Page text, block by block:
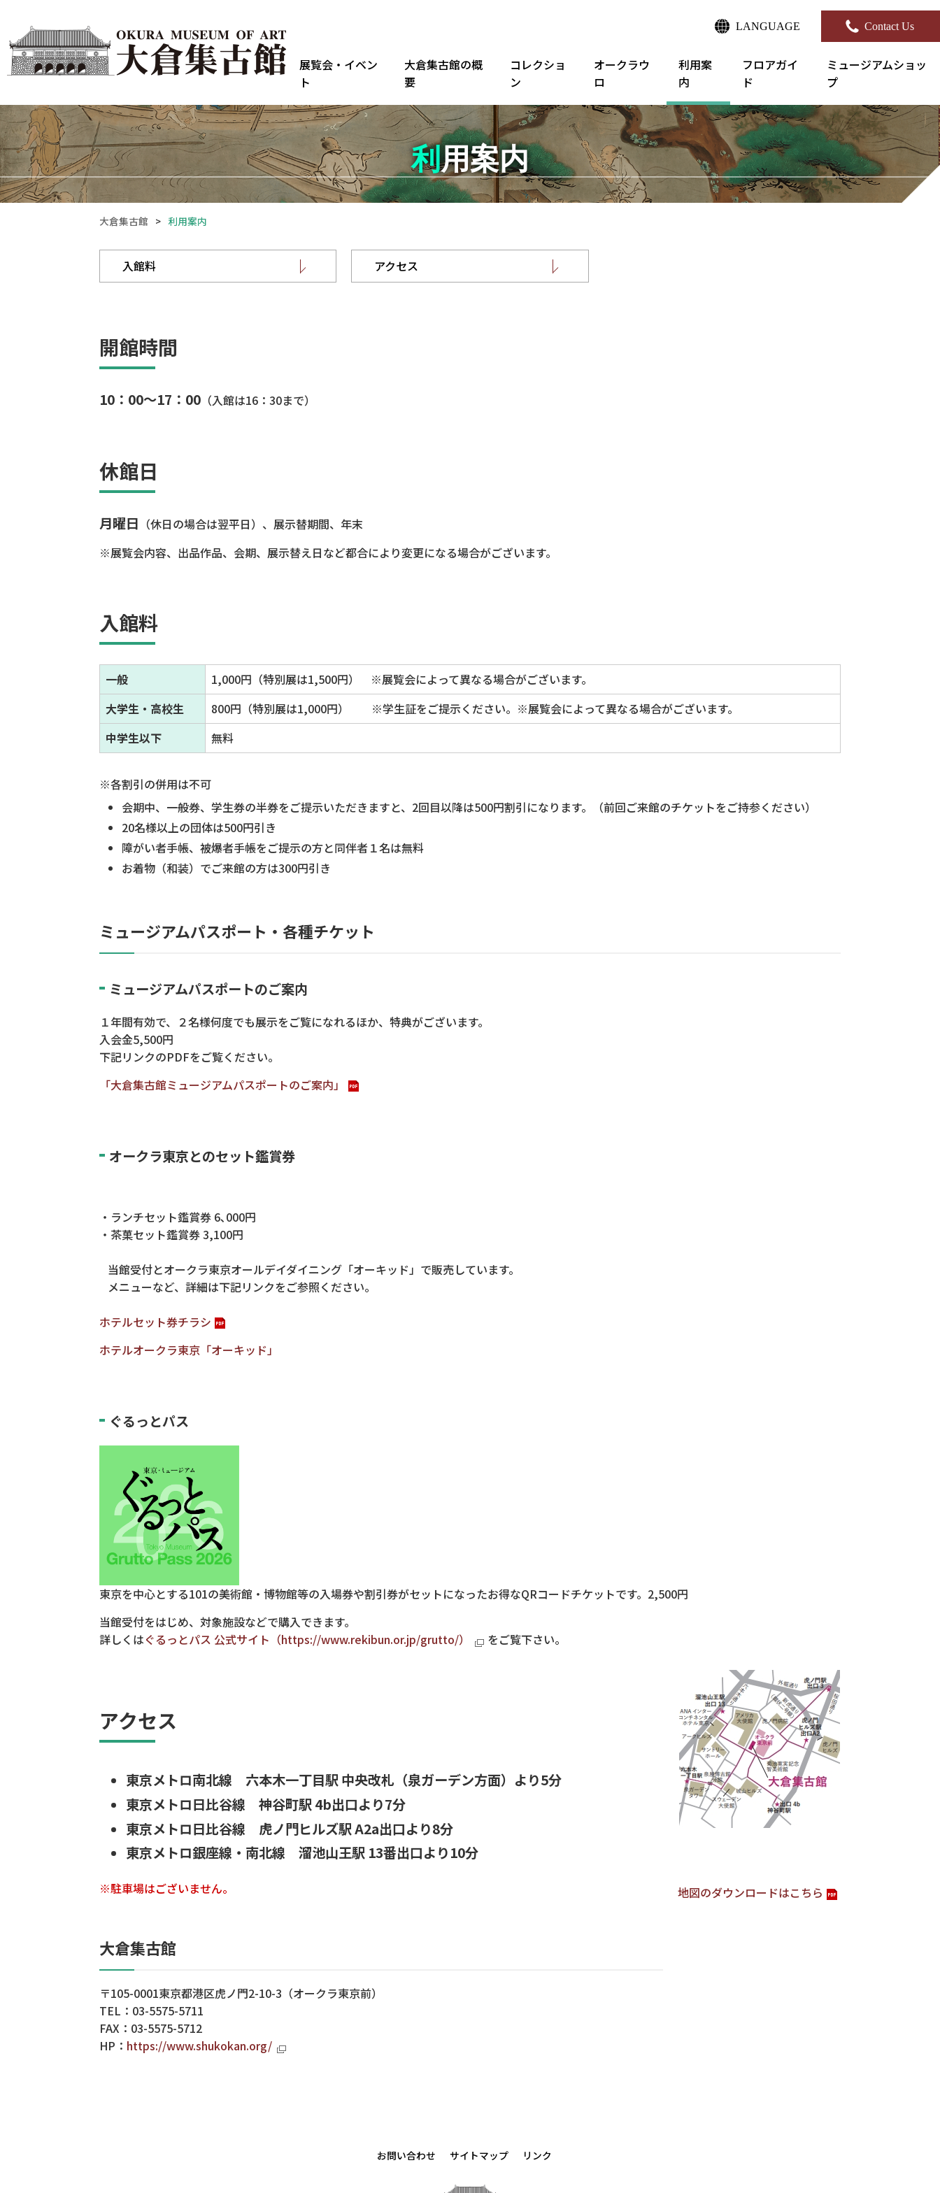
LANGUAGE Contact Us
展覧会・イベン
ト
大倉集古館の概
要
コレクショ
ン
オークラウ
ロ
利用案
内
フロアガイ
ド
ミュージアムショッ
プ
利用案内
大倉集古館 > 利用案内
入館料 アクセス
開館時間
10：00～17：00 （入館は16：30まで）
休館日
月曜日 （休日の場合は翌平日）、展示替期間、年末
※展覧会内容、出品作品、会期、展示替え日など都合により変更になる場合がございます。
入館料
一般
1,000円（特別展は1,500円） ※展覧会によって異なる場合がございます。
大学生・高校生
800円（特別展は1,000円） ※学生証をご提示ください。※展覧会によって異なる場合がございます。
中学生以下
無料
※各割引の併用は不可
会期中、一般券、学生券の半券をご提示いただきますと、2回目以降は500円割引になります。（前回ご来館のチケットをご持参ください）
20名様以上の団体は500円引き
障がい者手帳、被爆者手帳をご提示の方と同伴者１名は無料
お着物（和装）でご来館の方は300円引き
ミュージアムパスポート・各種チケット
ミュージアムパスポートのご案内
１年間有効で、２名様何度でも展示をご覧になれるほか、特典がございます。
入会金5,500円
下記リンクのPDFをご覧ください。
「大倉集古館ミュージアムパスポートのご案内」
オークラ東京とのセット鑑賞券
・ランチセット鑑賞券 6､000円
・茶菓セット鑑賞券 3,100円
当館受付とオークラ東京オールデイダイニング「オーキッド」で販売しています。
メニューなど、詳細は下記リンクをご参照ください。
ホテルセット券チラシ
ホテルオークラ東京「オーキッド」
ぐるっとパス
東京を中心とする101の美術館・博物館等の入場券や割引券がセットになったお得なQRコードチケットです。2,500円
当館受付をはじめ、対象施設などで購入できます。
詳しくはぐるっとパス 公式サイト（https://www.rekibun.or.jp/grutto/） をご覧下さい。
地図のダウンロードはこちら
アクセス
東京メトロ南北線 六本木一丁目駅 中央改札（泉ガーデン方面）より5分
東京メトロ日比谷線 神谷町駅 4b出口より7分
東京メトロ日比谷線 虎ノ門ヒルズ駅 A2a出口より8分
東京メトロ銀座線・南北線 溜池山王駅 13番出口より10分
※駐車場はございません。
大倉集古館
〒105-0001東京都港区虎ノ門2-10-3（オークラ東京前）
TEL：03-5575-5711
FAX：03-5575-5712
HP： https://www.shukokan.org/
お問い合わせ サイトマップ リンク